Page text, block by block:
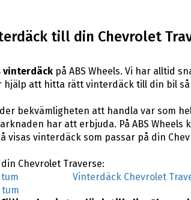
till din Chevrolet
vinterdäckpå ABS Wheels. Vi har alltid
hjälp att hitta rätt vinterdäck till din bil
bekvämligheten att handla var som
har att erbjuda. På ABS
vinterdäck som passar på din
Chevrolet Traverse:
Vinterdäck Chevrolet